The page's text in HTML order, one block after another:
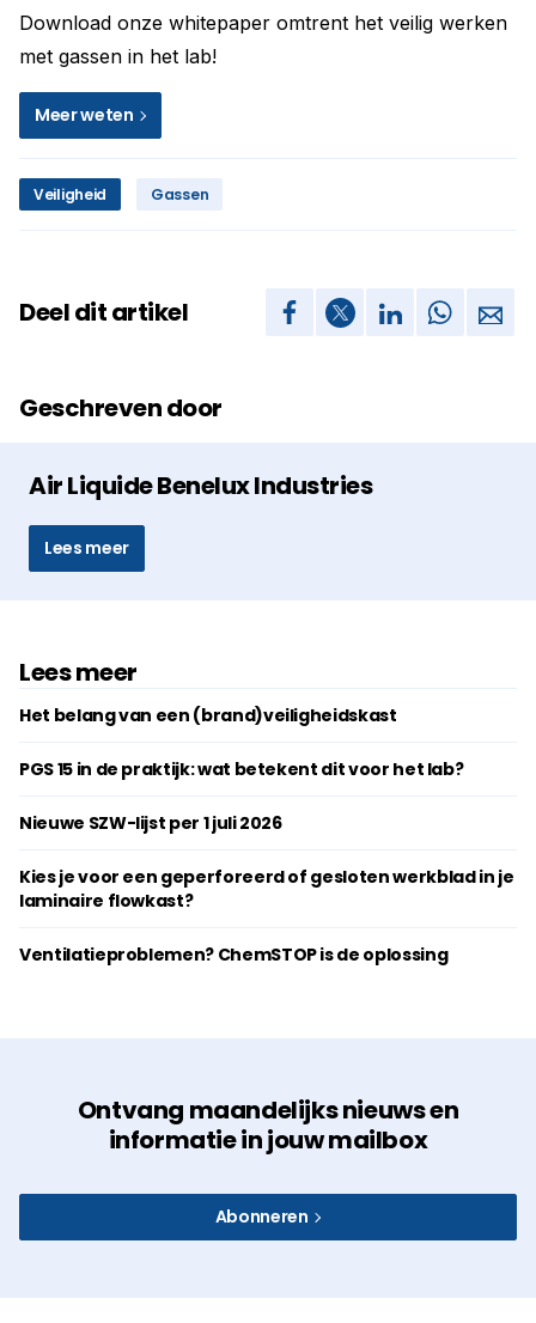
Download onze whitepaper omtrent het veilig werken
met gassen in het lab!
Meer weten
Veiligheid Gassen
Deel dit artikel
Geschreven door
Air Liquide Benelux Industries
Lees meer
Lees meer
Het belang van een (brand)veiligheidskast
PGS 15 in de praktijk: wat betekent dit voor het lab?
Nieuwe SZW-lijst per 1 juli 2026
Kies je voor een geperforeerd of gesloten werkblad in je
laminaire flowkast?
Ventilatieproblemen? ChemSTOP is de oplossing
Ontvang maandelijks nieuws en
informatie in jouw mailbox
Abonneren